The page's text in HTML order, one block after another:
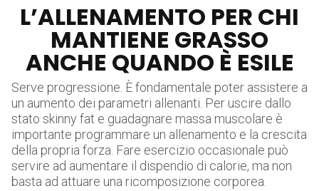
L’ALLENAMENTO PER CHI
MANTIENE GRASSO
ANCHE QUANDO È ESILE
Serve progressione. È fondamentale poter assistere a
un aumento dei parametri allenanti. Per uscire dallo
stato skinny fat e guadagnare massa muscolare è
importante programmare un allenamento e la crescita
della propria forza. Fare esercizio occasionale può
servire ad aumentare il dispendio di calorie, ma non
basta ad attuare una ricomposizione corporea.